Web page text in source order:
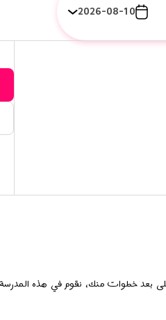
2026-08-10
خطوات منك، نقوم في هذه المدرسة